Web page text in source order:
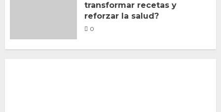
transformar recetas y
reforzar la salud?
0